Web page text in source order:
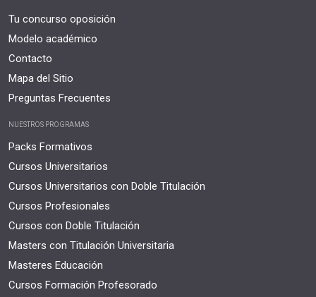
Tu concurso oposición
Modelo académico
Contacto
Mapa del Sitio
Preguntas Frecuentes
NUESTROS PROGRAMAS
Packs Formativos
Cursos Universitarios
Cursos Universitarios con Doble Titulación
Cursos Profesionales
Cursos con Doble Titulación
Masters con Titulación Universitaria
Masteres Educación
Cursos Formación Profesorado